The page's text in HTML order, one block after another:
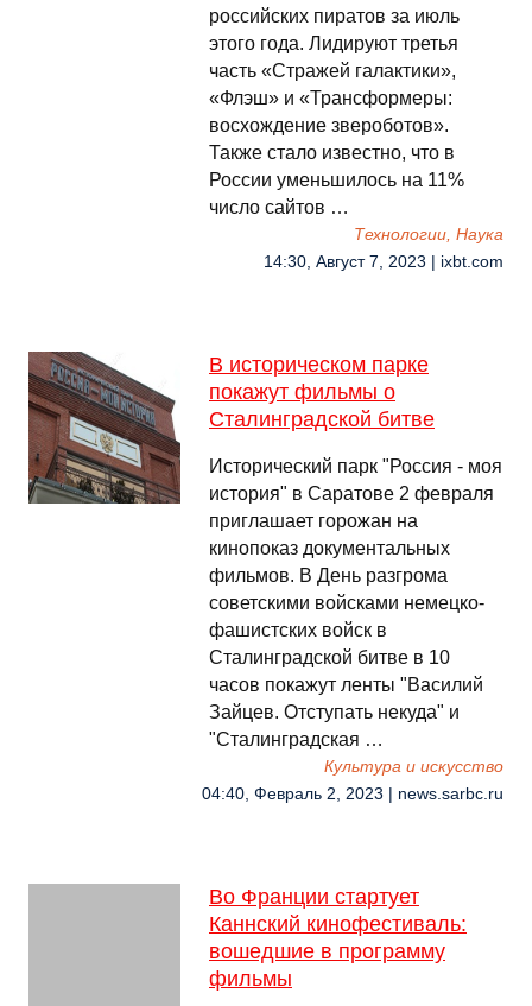
российских пиратов за июль
этого года. Лидируют третья
часть «Стражей галактики»,
«Флэш» и «Трансформеры:
восхождение звероботов».
Также стало известно, что в
России уменьшилось на 11%
число сайтов …
Технологии, Наука
14:30, Август 7, 2023 | ixbt.com
В историческом парке
покажут фильмы о
Сталинградской битве
Исторический парк "Россия - моя
история" в Саратове 2 февраля
приглашает горожан на
кинопоказ документальных
фильмов. В День разгрома
советскими войсками немецко-
фашистских войск в
Сталинградской битве в 10
часов покажут ленты "Василий
Зайцев. Отступать некуда" и
"Сталинградская …
Культура и искусство
04:40, Февраль 2, 2023 | news.sarbc.ru
Во Франции стартует
Каннский кинофестиваль:
вошедшие в программу
фильмы